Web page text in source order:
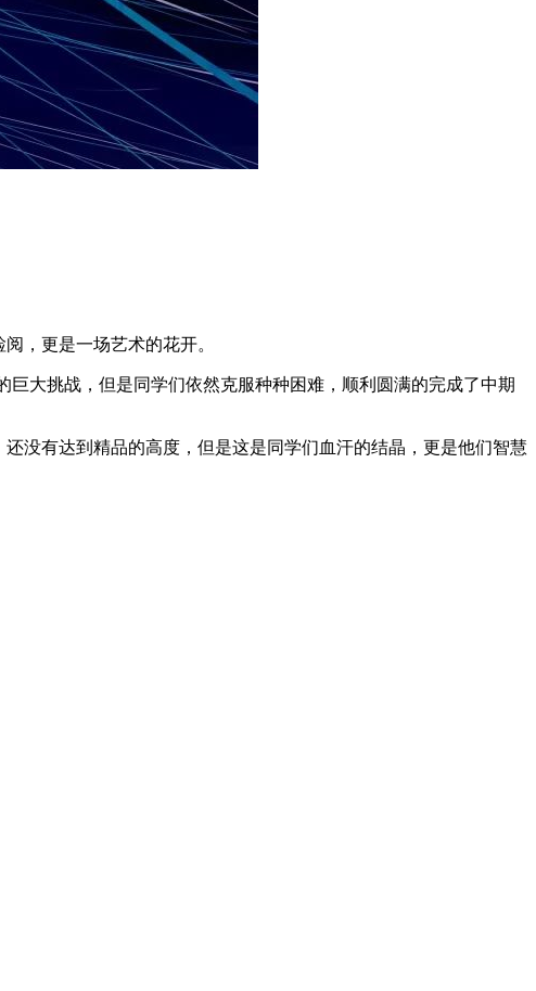
，更是一场艺术的花开。
大挑战，但是同学们依然克服种种困难，顺利圆满的完成了中期
没有达到精品的高度，但是这是同学们血汗的结晶，更是他们智慧